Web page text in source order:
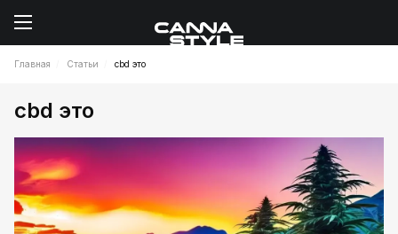
Главная Статьи cbd это
cbd это